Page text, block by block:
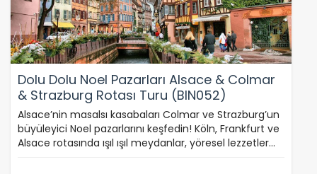
Dolu Dolu Noel Pazarları Alsace & Colmar
& Strazburg Rotası Turu (BIN052)
Alsace’nin masalsı kasabaları Colmar ve Strazburg’un
büyüleyici Noel pazarlarını keşfedin! Köln, Frankfurt ve
Alsace rotasında ışıl ışıl meydanlar, yöresel lezzetler…